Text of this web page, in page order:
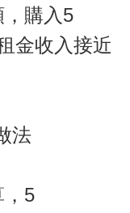
購入5
金收入接近
法
，5